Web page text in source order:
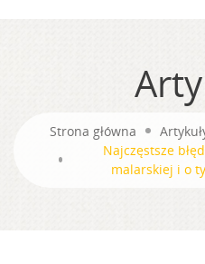
Strona główna
Najczęstsze
malarskiej i o